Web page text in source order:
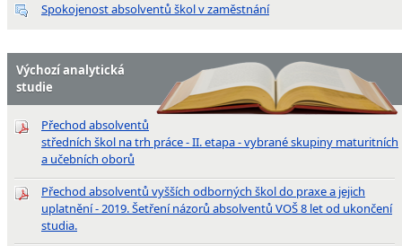
Spokojenost absolventů škol v zaměstnání
Výchozí analytická
studie
Přechod absolventů
středních škol na trh práce - II. etapa - vybrané skupiny maturitních
a učebních oborů
Přechod absolventů vyšších odborných škol do praxe a jejich
uplatnění - 2019. Šetření názorů absolventů VOŠ 8 let od ukončení
studia.